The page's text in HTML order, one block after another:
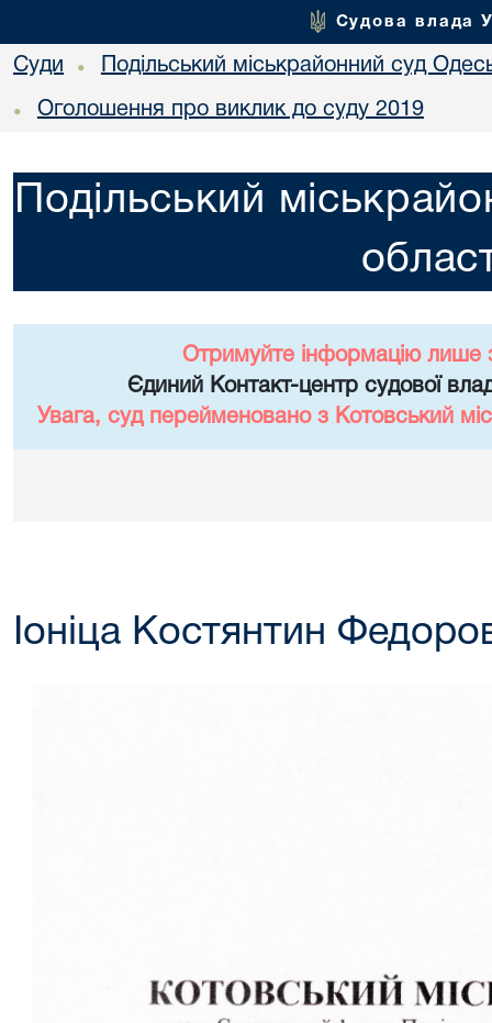
Судова влада
Суди • Подільський міськрайонний суд
• Оголошення про виклик до суду 2019
Подільський
Отримуйте інформацію лише
Єдиний Контакт-центр судової
Увага, суд перейменовано з Котовський
Іоніца Костянтин